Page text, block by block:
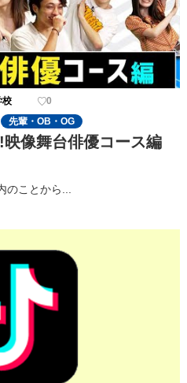
校
0
先輩・OB・OG
像舞台俳優コース編
のことから...